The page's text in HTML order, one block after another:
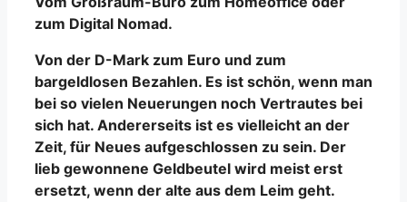
zum Digital Nomad.
Von der D-Mark zum Euro und zum
bargeldlosen Bezahlen. Es ist schön, wenn man
bei so vielen Neuerungen noch Vertrautes bei
sich hat. Andererseits ist es vielleicht an der
Zeit, für Neues aufgeschlossen zu sein. Der
lieb gewonnene Geldbeutel wird meist erst
ersetzt, wenn der alte aus dem Leim geht.